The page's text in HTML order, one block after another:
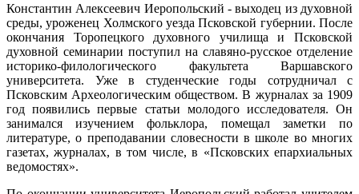
Константин Алексеевич Иеропольский - выходец из духовной
среды, уроженец Холмского уезда Псковской губернии. После
окончания Торопецкого духовного училища и Псковской
духовной семинарии поступил на славяно-русское отделение
историко-филологического факультета Варшавского
университета. Уже в студенческие годы сотрудничал с
Псковским Археологическим обществом. В журналах за 1909
год появились первые статьи молодого исследователя. Он
занимался изучением фольклора, помещал заметки по
литературе, о преподавании словесности в школе во многих
газетах, журналах, в том числе, в «Псковских епархиальных
ведомостях».